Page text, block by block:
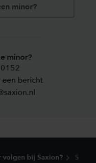
minor?
minor?
een bericht
volgen bij Saxion?
S